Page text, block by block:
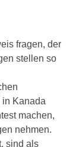
fragen, der
stellen so
in Kanada
machen,
nehmen.
sind als